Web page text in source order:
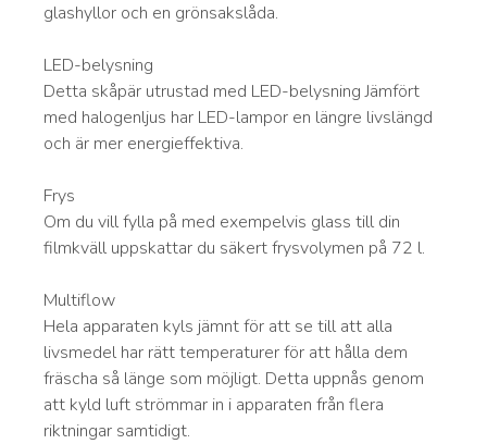
glashyllor och en grönsakslåda.
LED-belysning
Detta skåpär utrustad med LED-belysning Jämfört
med halogenljus har LED-lampor en längre livslängd
och är mer energieffektiva.
Frys
Om du vill fylla på med exempelvis glass till din
filmkväll uppskattar du säkert frysvolymen på 72 l.
Multiflow
Hela apparaten kyls jämnt för att se till att alla
livsmedel har rätt temperaturer för att hålla dem
fräscha så länge som möjligt. Detta uppnås genom
att kyld luft strömmar in i apparaten från flera
riktningar samtidigt.